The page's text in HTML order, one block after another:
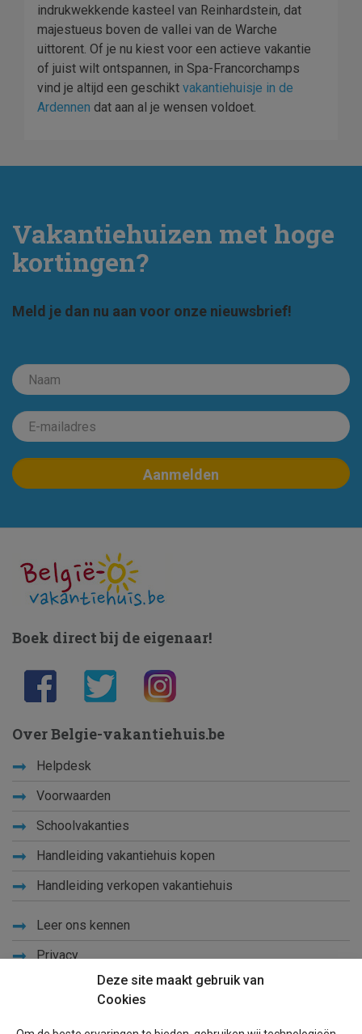
indrukwekkende kasteel van Reinhardstein, dat
majestueus boven de vallei van de Warche
uittorent. Of je nu kiest voor een actieve vakantie
of juist wilt ontspannen, in Spa-Francorchamps
vind je altijd een geschikt vakantiehuisje in de
Ardennen dat aan al je wensen voldoet.
Vakantiehuizen met hoge
kortingen?
Meld je dan nu aan voor onze nieuwsbrief!
Deze site maakt gebruik van
Cookies
Boek direct bij de eigenaar!
Over Belgie-vakantiehuis.be
Helpdesk
Voorwaarden
Schoolvakanties
Handleiding vakantiehuis kopen
Handleiding verkopen vakantiehuis
Leer ons kennen
Privacy